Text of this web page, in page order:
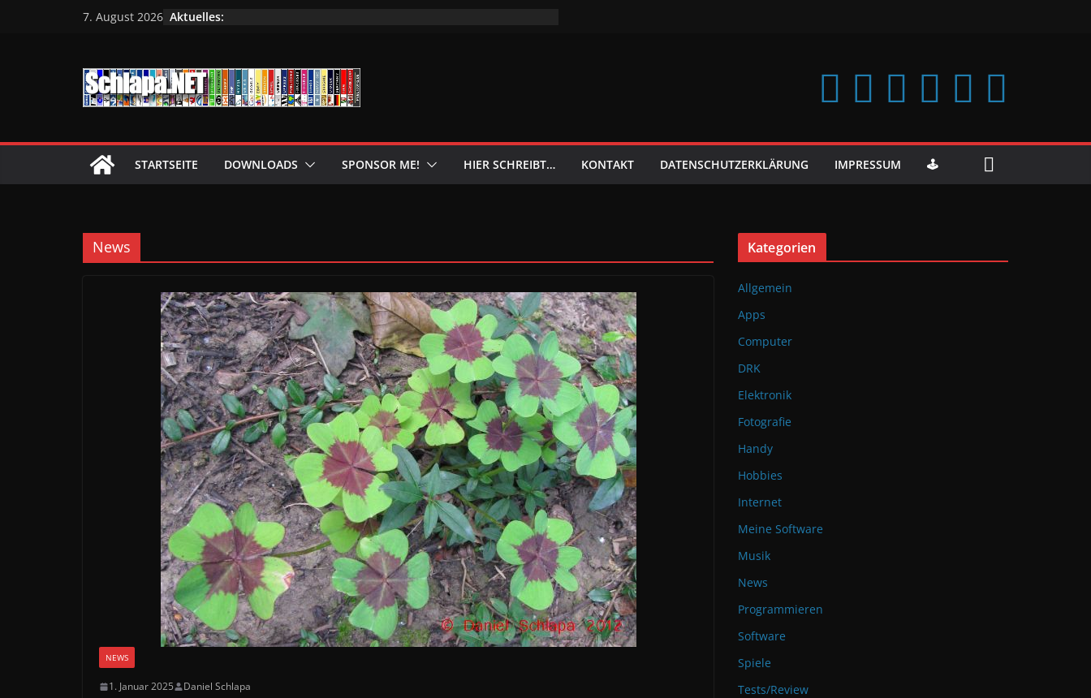
7. August 2026 Aktuelles:
STARTSEITE DOWNLOADS SPONSOR ME! HIER SCHREIBT… KONTAKT DATENSCHUTZERKLÄRUNG IMPRESSUM 🕹️
News
NEWS
1. Januar 2025 Daniel Schlapa
Kategorien
Allgemein
Apps
Computer
DRK
Elektronik
Fotografie
Handy
Hobbies
Internet
Meine Software
Musik
News
Programmieren
Software
Spiele
Tests/Review